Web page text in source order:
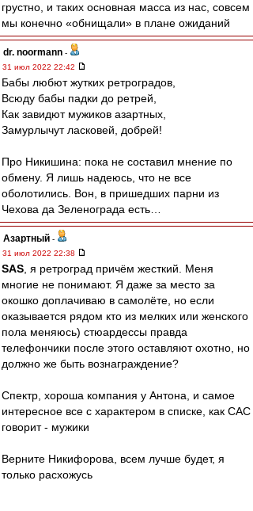
грустно, и таких основная масса из нас, совсем
мы конечно «обнищали» в плане ожиданий
dr. noormann -
31 июл 2022 22:42
Бабы любют жутких ретроградов,
Всюду бабы падки до ретрей,
Как завидют мужиков азартных,
Замурлычут ласковей, добрей!
Про Никишина: пока не составил мнение по
обмену. Я лишь надеюсь, что не все
оболотились. Вон, в пришедших парни из
Чехова да Зеленограда есть…
Азартный -
31 июл 2022 22:38
SAS , я ретроград причём жесткий. Меня
многие не понимают. Я даже за место за
окошко доплачиваю в самолёте, но если
оказывается рядом кто из мелких или женского
пола меняюсь) стюардессы правда
телефончики после этого оставляют охотно, но
должно же быть вознаграждение?
Спектр, хороша компания у Антона, и самое
интересное все с характером в списке, как САС
говорит - мужики
Верните Никифорова, всем лучше будет, я
только расхожусь